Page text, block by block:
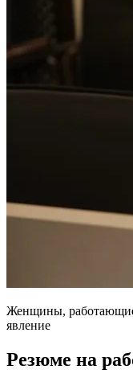
Женщины,
явление
Резюме на